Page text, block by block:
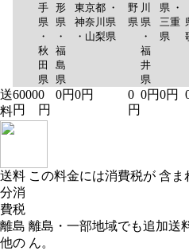
手
県
・
秋
田
県
形
県
・
福
島
県
東京都 ・
神奈川県
・山梨県
野
県
川
県
・
福
井
県
県 ・
三重
県
送
料
6000
円
0
円
0円0円
0
円
0円0円
送料
分消
費税
この料金には消費税が 含ま
離島
他の
離島・一部地域でも追加送
ん。